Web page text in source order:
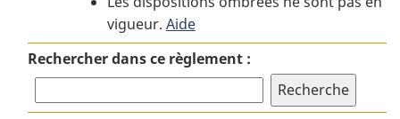
taux
de
cotisation
des
taux
de
implicites
taux
de
cotisation
implicites
vigueur. Aide
Rechercher dans ce règlement :